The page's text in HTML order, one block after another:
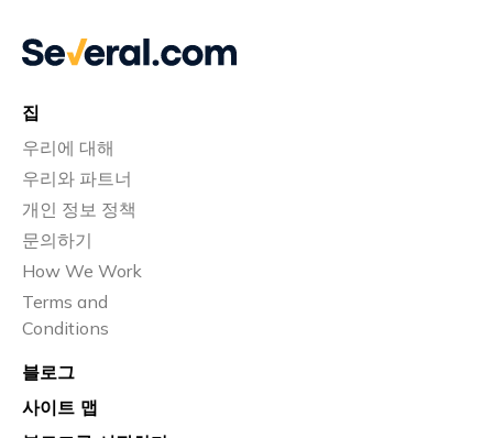
집
우리에 대해
우리와 파트너
개인 정보 정책
문의하기
How We Work
Terms and
Conditions
블로그
사이트 맵